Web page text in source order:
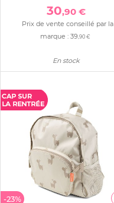
30,90 €
Prix de vente conseillé par la
marque : 39 ,90 €
En stock
-23%